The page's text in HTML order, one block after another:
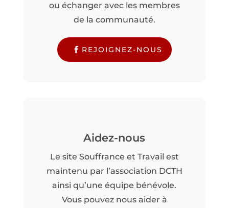
ou échanger avec les membres
de la communauté.
REJOIGNEZ-NOUS
Aidez-nous
Le site Souffrance et Travail est
maintenu par l’association DCTH
ainsi qu’une équipe bénévole.
Vous pouvez nous aider à